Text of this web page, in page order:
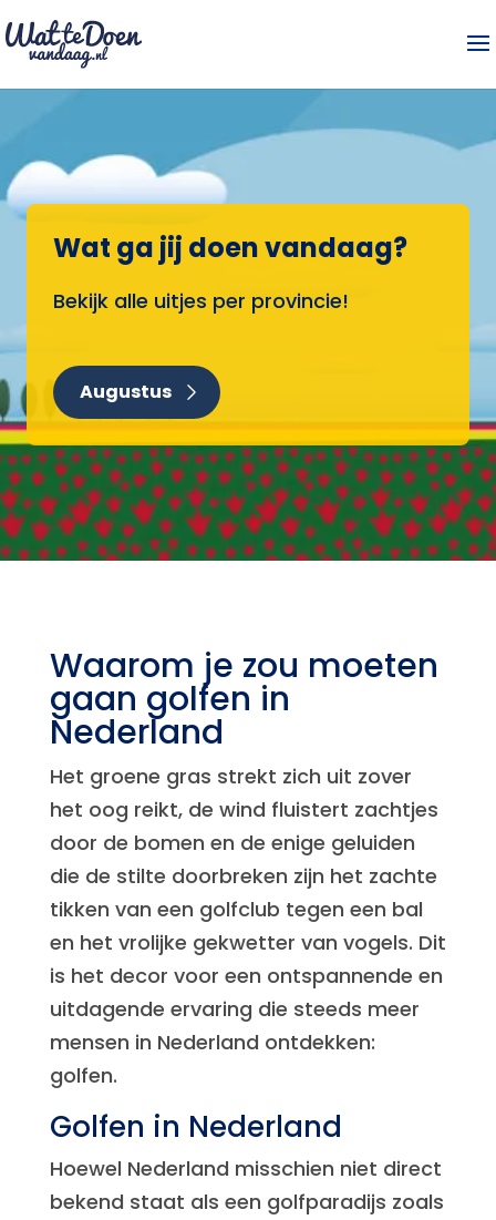
Wat ga jij doen vandaag?
Bekijk alle uitjes per provincie!
Augustus
Waarom je zou moeten
gaan golfen in
Nederland
Het groene gras strekt zich uit zover
het oog reikt, de wind fluistert zachtjes
door de bomen en de enige geluiden
die de stilte doorbreken zijn het zachte
tikken van een golfclub tegen een bal
en het vrolijke gekwetter van vogels. Dit
is het decor voor een ontspannende en
uitdagende ervaring die steeds meer
mensen in Nederland ontdekken:
golfen.
Golfen in Nederland
Hoewel Nederland misschien niet direct
bekend staat als een golfparadijs zoals